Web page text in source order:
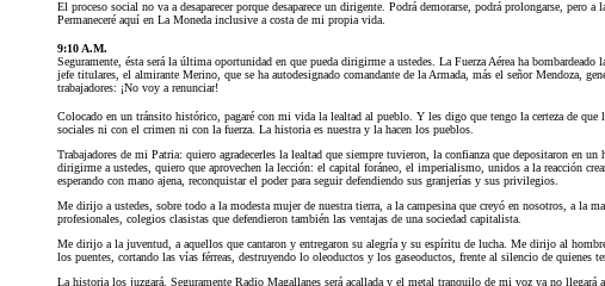
El proceso social no va a desaparecer porque desaparece un dirigente. Podrá demorarse, podrá prolongarse,
Permaneceré aquí en La Moneda inclusive a costa de mi propia vida.
9:10 A.M.
Seguramente, ésta será la última oportunidad en que pueda dirigirme a ustedes. La Fuerza Aérea ha
jefe titulares, el almirante Merino, que se ha autodesignado comandante de la Armada, más el señor Mendoza,
trabajadores: ¡No voy a renunciar!
Colocado en un tránsito histórico, pagaré con mi vida la lealtad al pueblo. Y les digo que tengo la certeza de
sociales ni con el crimen ni con la fuerza. La historia es nuestra y la hacen los pueblos.
Trabajadores de mi Patria: quiero agradecerles la lealtad que siempre tuvieron, la confianza que depositaron
dirigirme a ustedes, quiero que aprovechen la lección: el capital foráneo, el imperialismo, unidos a la reacción
esperando con mano ajena, reconquistar el poder para seguir defendiendo sus granjerías y sus privilegios.
Me dirijo a ustedes, sobre todo a la modesta mujer de nuestra tierra, a la campesina que creyó en nosotros, a la
profesionales, colegios clasistas que defendieron también las ventajas de una sociedad capitalista.
Me dirijo a la juventud, a aquellos que cantaron y entregaron su alegría y su espíritu de lucha. Me dirijo al
los puentes, cortando las vías férreas, destruyendo lo oleoductos y los gaseoductos, frente al silencio de quienes
La historia los juzgará. Seguramente Radio Magallanes será acallada y el metal tranquilo de mi voz ya no